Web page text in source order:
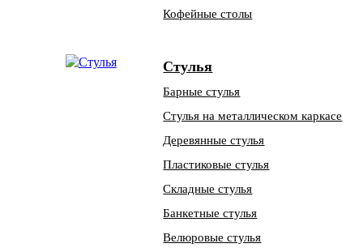
Кофейные столы
Стулья
Барные стулья
Стулья на металлическом каркасе
Деревянные стулья
Пластиковые стулья
Складные стулья
Банкетные стулья
Велюровые стулья